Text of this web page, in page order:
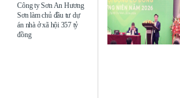
Công ty Sơn An Hương
Sơn làm chủ đầu tư dự
án nhà ở xã hội 357 tỷ
đồng